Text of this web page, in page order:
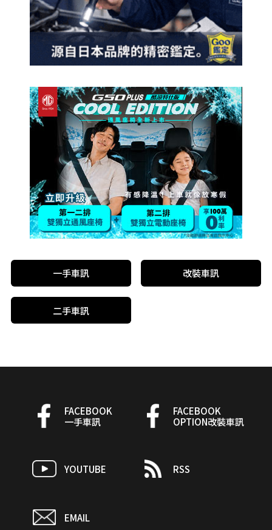
一手車訊 改裝車訊
二手車訊
FACEBOOK
一手車訊
FACEBOOK
OPTION改裝車訊
YOUTUBE RSS
EMAIL